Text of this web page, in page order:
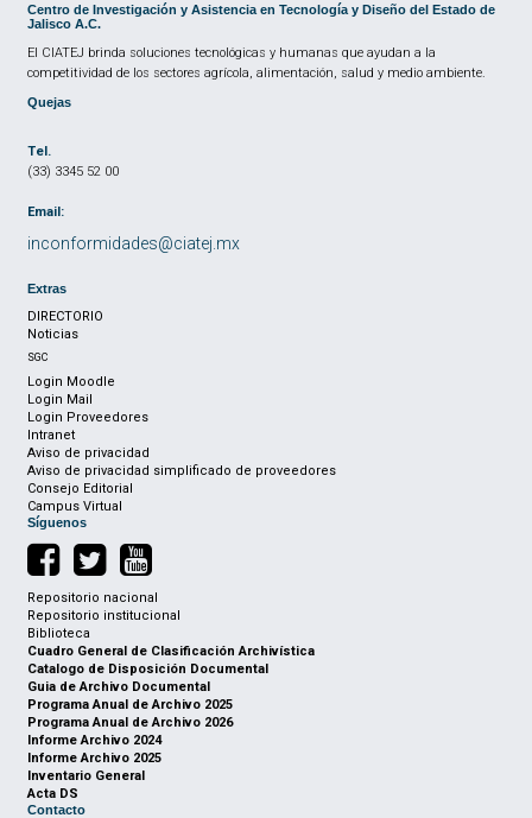
Centro de Investigación y Asistencia en Tecnología y Diseño del Estado de
Jalisco A.C.
El CIATEJ brinda soluciones tecnológicas y humanas que ayudan a la
competitividad de los sectores agrícola, alimentación, salud y medio ambiente.
Quejas
Tel.
(33) 3345 52 00
Email:
inconformidades@ciatej.mx
Extras
DIRECTORIO
Noticias
SGC
Login Moodle
Login Mail
Login Proveedores
Intranet
Aviso de privacidad
Aviso de privacidad simplificado de proveedores
Consejo Editorial
Campus Virtual
Síguenos
Repositorio nacional
Repositorio institucional
Biblioteca
Cuadro General de Clasificación Archivística
Catalogo de Disposición Documental
Guia de Archivo Documental
Programa Anual de Archivo 2025
Programa Anual de Archivo 2026
Informe Archivo 2024
Informe Archivo 2025
Inventario General
Acta DS
Contacto